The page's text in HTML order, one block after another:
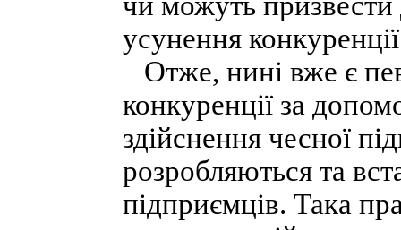
усунення
Отже, нині вже є
конкуренції за
здійснення чесної
розробляються та
підприємців. Така